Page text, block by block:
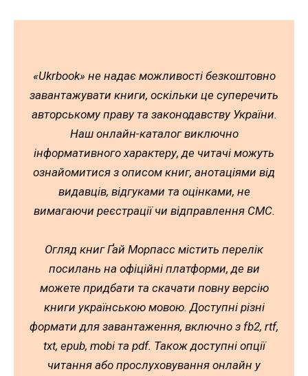
«Ukrbook» не надає можливості безкоштовно
завантажувати книги, оскільки це суперечить
авторському праву та законодавству України.
Наш онлайн-каталог виключно
інформативного характеру, де читачі можуть
ознайомитися з описом книг, анотаціями від
видавців, відгуками та оцінками, не
вимагаючи реєстрації чи відправлення СМС.
Огляд книг Ґай Морпасс містить перелік
посилань на офіційні платформи, де ви
можете придбати та скачати повну версію
книги українською мовою. Доступні різні
формати для завантаження, включно з fb2, rtf,
txt, epub, mobi та pdf. Також доступні опції
читання або прослуховування онлайн у